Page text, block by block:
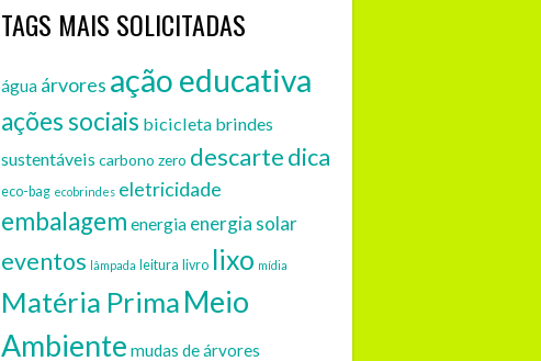
TAGS MAIS SOLICITADAS
água árvores ação educativa
ações sociais bicicleta brindes
sustentáveiscarbono zero descartedica
eco-bag ecobrindes eletricidade
embalagem energia energia solar
eventos lâmpada leitura livro lixo mídia
Matéria Prima Meio
Ambiente mudas de árvores